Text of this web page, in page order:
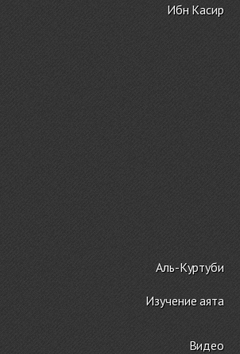
Ибн Касир
Аль-Куртуби
Изучение аята
Видео